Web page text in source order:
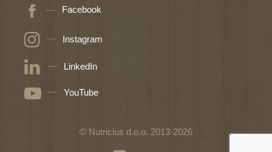
Facebook
Instagram
LinkedIn
YouTube
© Nutricius d.o.o. 2013-2026